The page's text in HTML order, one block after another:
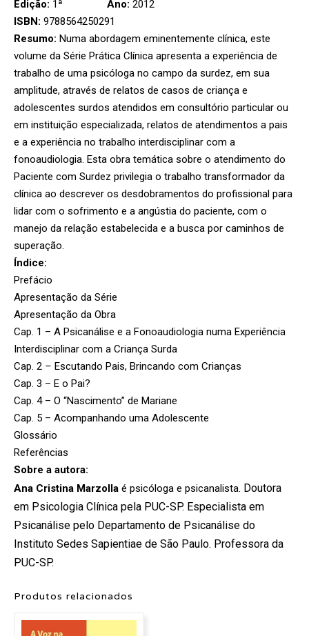
Edição: 1ª Ano: 2012
ISBN: 9788564250291
Resumo: Numa abordagem eminentemente clínica, este
volume da Série Prática Clínica apresenta a experiência de
trabalho de uma psicóloga no campo da surdez, em sua
amplitude, através de relatos de casos de criança e
adolescentes surdos atendidos em consultório particular ou
em instituição especializada, relatos de atendimentos a pais
e a experiência no trabalho interdisciplinar com a
fonoaudiologia. Esta obra temática sobre o atendimento do
Paciente com Surdez privilegia o trabalho transformador da
clínica ao descrever os desdobramentos do profissional para
lidar com o sofrimento e a angústia do paciente, com o
manejo da relação estabelecida e a busca por caminhos de
superação.
Índice:
Prefácio
Apresentação da Série
Apresentação da Obra
Cap. 1 – A Psicanálise e a Fonoaudiologia numa Experiência
Interdisciplinar com a Criança Surda
Cap. 2 – Escutando Pais, Brincando com Crianças
Cap. 3 – E o Pai?
Cap. 4 – O “Nascimento” de Mariane
Cap. 5 – Acompanhando uma Adolescente
Glossário
Referências
Sobre a autora:
Ana Cristina Marzolla é psicóloga e psicanalista. Doutora
em Psicologia Clínica pela PUC-SP. Especialista em
Psicanálise pelo Departamento de Psicanálise do
Instituto Sedes Sapientiae de São Paulo. Professora da
PUC-SP.
Produtos relacionados